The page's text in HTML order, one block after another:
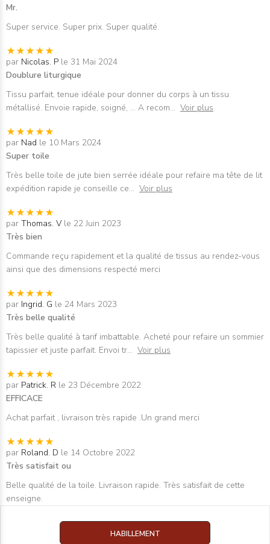
Mr.
Super service. Super prix. Super qualité.
par Nicolas. P le 31 Mai 2024
Doublure liturgique
Tissu parfait, tenue idéale pour donner du corps à un tissu
métallisé. Envoie rapide, soigné, ... A recom... Voir plus
par Nad le 10 Mars 2024
Super toile
Très belle toile de jute bien serrée idéale pour refaire ma tête de lit
expédition rapide je conseille ce... Voir plus
par Thomas. V le 22 Juin 2023
Très bien
Commande reçu rapidement et la qualité de tissus au rendez-vous
ainsi que des dimensions respecté merci
par Ingrid. G le 24 Mars 2023
Très belle qualité
Très belle qualité à tarif imbattable. Acheté pour refaire un sommier
tapissier et juste parfait. Envoi tr... Voir plus
par Patrick. R le 23 Décembre 2022
EFFICACE
Achat parfait , livraison très rapide .Un grand merci
par Roland. D le 14 Octobre 2022
Très satisfait ou
Belle qualité de la toile. Livraison rapide. Très satisfait de cette
enseigne.
HABILLEMENT